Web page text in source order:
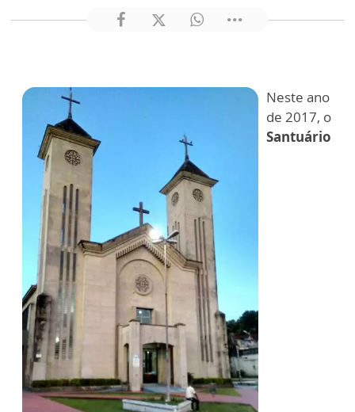
Neste ano
de 2017, o
Santuário